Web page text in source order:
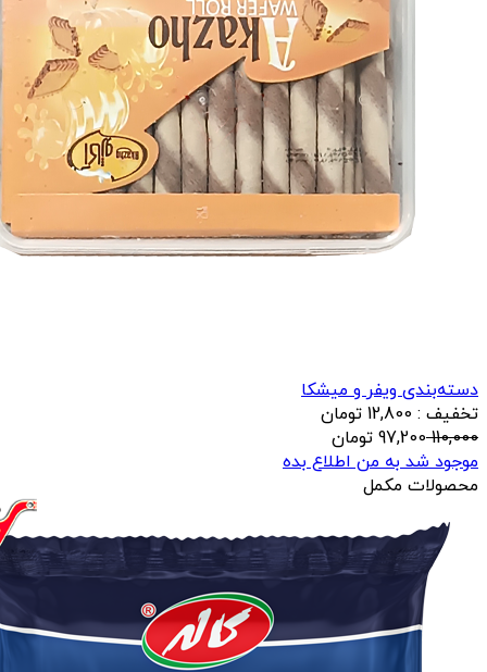
دسته‌بندی ویفر و میشکا
تخفیف : 12,800 تومان
110,000
97,200 تومان
موجود شد به من اطلاع بده
محصولات مکمل